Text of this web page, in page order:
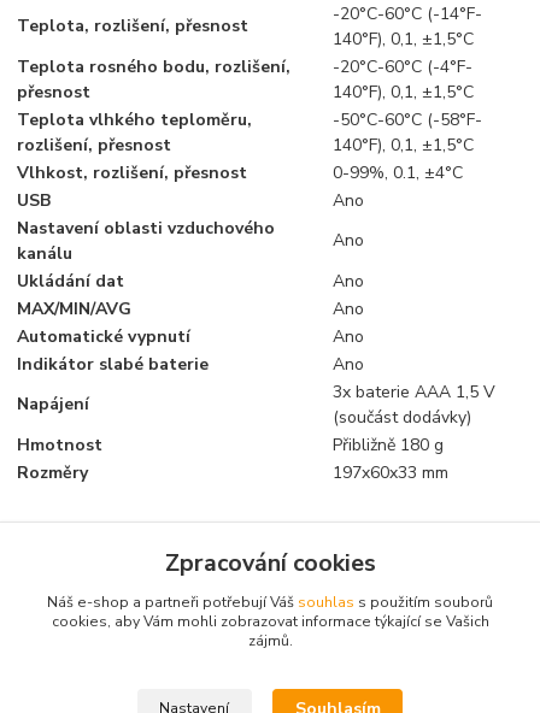
Teplota, rozlišení, přesnost
-20°C-60°C (-14°F-
140°F), 0,1, ±1,5°C
Teplota rosného bodu, rozlišení,
přesnost
-20°C-60°C (-4°F-
140°F), 0,1, ±1,5°C
Teplota vlhkého teploměru,
rozlišení, přesnost
-50°C-60°C (-58°F-
140°F), 0,1, ±1,5°C
Vlhkost, rozlišení, přesnost
0-99%, 0.1, ±4°C
USB
Ano
Nastavení oblasti vzduchového
kanálu
Ano
Ukládání dat
Ano
MAX/MIN/AVG
Ano
Automatické vypnutí
Ano
Indikátor slabé baterie
Ano
Napájení
3x baterie AAA 1,5 V
(součást dodávky)
Hmotnost
Přibližně 180 g
Rozměry
197x60x33 mm
Zboží zařazeno v kategoriích
RC elektronika
Zpracování cookies
Náš e-shop a partneři potřebují Váš souhlas s použitím souborů
cookies, aby Vám mohli zobrazovat informace týkající se Vašich
zájmů.
Nastavení